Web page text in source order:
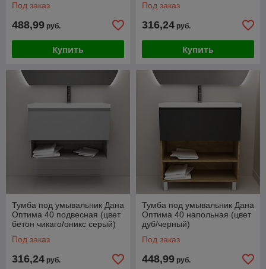
Под заказ
488,99 руб.
Купить
Под заказ
316,24 руб.
Купить
Тумба под умывальник Дана
Оптима 40 подвесная (цвет
бетон чикаго/оникс серый)
Под заказ
316,24 руб.
Тумба под умывальник Дана
Оптима 40 напольная (цвет
дуб/черный)
Под заказ
448,99 руб.